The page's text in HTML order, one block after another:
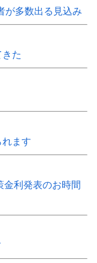
が多数出る見込み
た
れます
利発表のお時間